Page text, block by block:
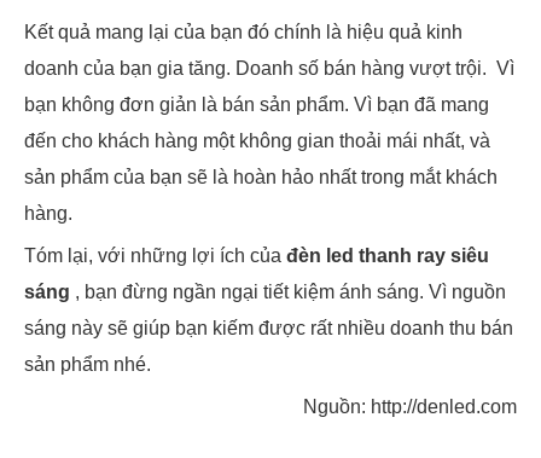
Kết quả mang lại của bạn đó chính là hiệu quả kinh
doanh của bạn gia tăng. Doanh số bán hàng vượt trội. Vì
bạn không đơn giản là bán sản phẩm. Vì bạn đã mang
đến cho khách hàng một không gian thoải mái nhất, và
sản phẩm của bạn sẽ là hoàn hảo nhất trong mắt khách
hàng.
Tóm lại, với những lợi ích của đèn led thanh ray siêu
sáng , bạn đừng ngần ngại tiết kiệm ánh sáng. Vì nguồn
sáng này sẽ giúp bạn kiếm được rất nhiều doanh thu bán
sản phẩm nhé.
Nguồn: http://denled.com